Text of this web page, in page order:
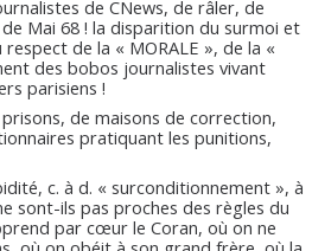
de CNews, de râler, de
Mai 68 ! la disparition du surmoi et
de la « MORALE », de la «
des bobos journalistes vivant
parisiens !
de maisons de correction,
pratiquant les punitions,
c. à d. « surconditionnement », à
sont-ils pas proches des règles du
par cœur le Coran, où on ne